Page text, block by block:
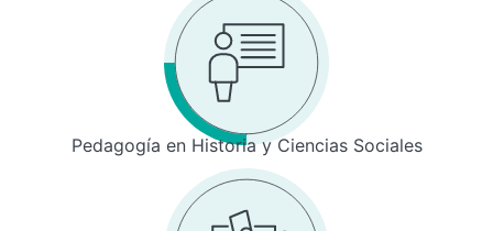
Pedagogía en Historia y Ciencias Sociales